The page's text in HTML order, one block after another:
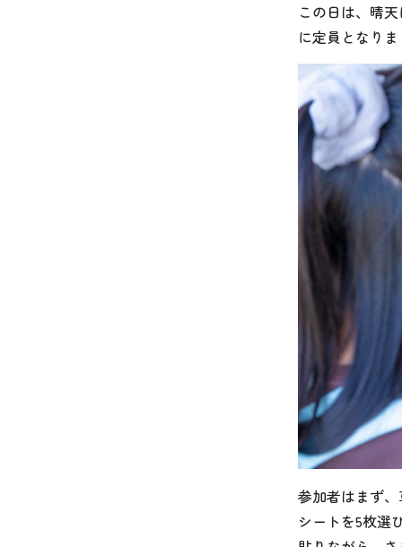
この日は、晴
に定員となり
参加者はまず
シートを5枚選